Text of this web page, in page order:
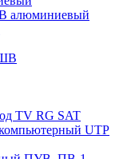
алюминиевый
TV RG SAT
UTP